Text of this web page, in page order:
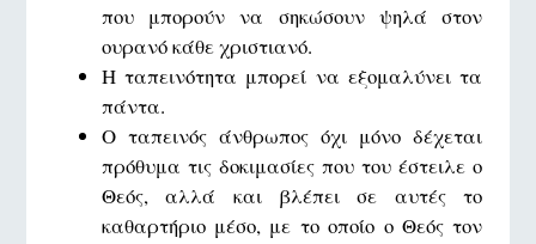
που μπορούν να σηκώσουν ψηλά στον
ουρανό κάθε χριστιανό.
Η ταπεινότητα μπορεί να εξομαλύνει τα
πάντα.
Ο ταπεινός άνθρωπος όχι μόνο δέχεται
πρόθυμα τις δοκιμασίες που του έστειλε ο
Θεός, αλλά και βλέπει σε αυτές το
καθαρτήριο μέσο, με το οποίο ο Θεός τον